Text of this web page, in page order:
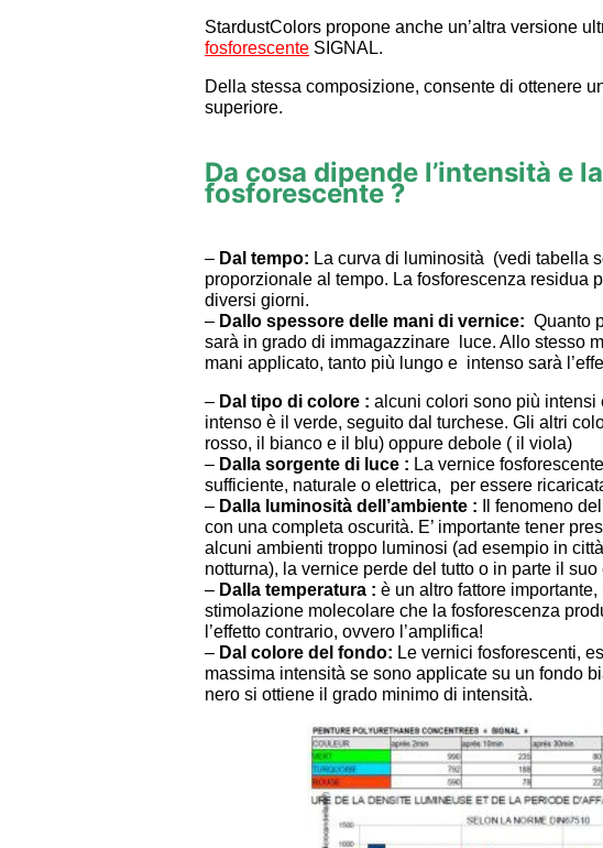
StardustColors propone anche un’altra versione
fosforescente SIGNAL.
Della stessa composizione, consente di ottenere
superiore.
Da cosa dipende l’intensità e
fosforescente ?
– Dal tempo: La curva di luminosità (vedi tabella
proporzionale al tempo. La fosforescenza residua
diversi giorni.
– Dallo spessore delle mani di vernice: Quanto
sarà in grado di immagazzinare luce. Allo stesso
mani applicato, tanto più lungo e intenso sarà
– Dal tipo di colore : alcuni colori sono più intensi
intenso è il verde, seguito dal turchese. Gli altri
rosso, il bianco e il blu) oppure debole ( il viola)
– Dalla sorgente di luce : La vernice
sufficiente, naturale o elettrica, per essere
– Dalla luminosità dell’ambiente :
Il fenomeno
con una completa oscurità. E’ importante tener
alcuni ambienti troppo luminosi (ad esempio in
notturna), la vernice perde del tutto o in parte il suo
– Dalla temperatura : è un altro fattore
stimolazione molecolare che la fosforescenza
l’effetto contrario, ovvero l’amplifica!
– Dal colore del fondo: Le vernici fosforescenti,
massima intensità se sono applicate su un fondo
nero si ottiene il grado minimo di intensità.